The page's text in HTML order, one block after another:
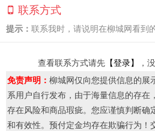
联系方式
提示： 联系我时，请说明在柳城网看到
查看联系方式请先 【登录】 ，
免责声明： 柳城网仅向您提供信息的展
系用户自行发布，由于海量信息的存在
存在风险和商品瑕疵。您应谨慎判断确
和有效性。预付定金均存在欺骗行为！